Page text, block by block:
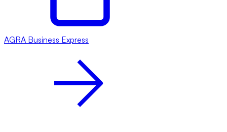
AGRA Business Express